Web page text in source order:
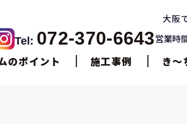
大阪
Tel: 072-370-6643営業時
のポイント 施工事例 き〜